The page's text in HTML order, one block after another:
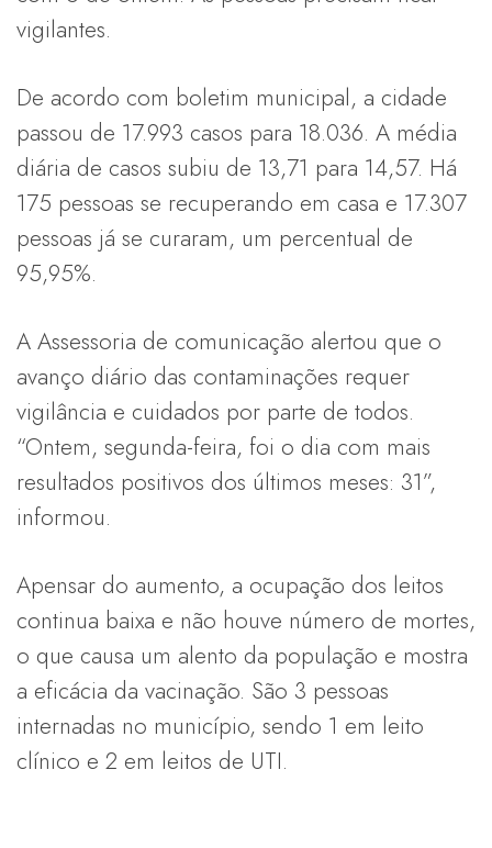
vigilantes.
De acordo com boletim municipal, a cidade
passou de 17.993 casos para 18.036. A média
diária de casos subiu de 13,71 para 14,57. Há
175 pessoas se recuperando em casa e 17.307
pessoas já se curaram, um percentual de
95,95%.
A Assessoria de comunicação alertou que o
avanço diário das contaminações requer
vigilância e cuidados por parte de todos.
“Ontem, segunda-feira, foi o dia com mais
resultados positivos dos últimos meses: 31”,
informou.
Apensar do aumento, a ocupação dos leitos
continua baixa e não houve número de mortes,
o que causa um alento da população e mostra
a eficácia da vacinação. São 3 pessoas
internadas no município, sendo 1 em leito
clínico e 2 em leitos de UTI.